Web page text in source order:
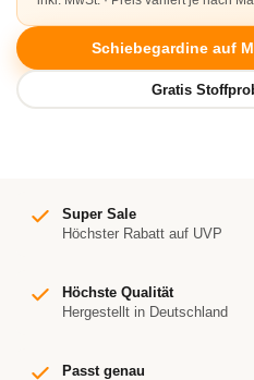
Schiebegardine auf
Super Sale
Höchster Rabatt auf UVP
Höchste Qualität
Hergestellt in Deutschland
Passt genau